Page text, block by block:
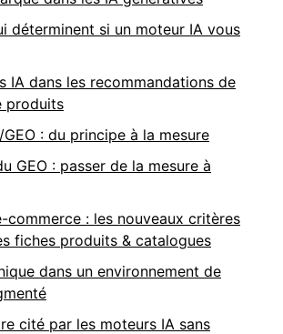
déterminent si un moteur IA vous
IA dans les recommandations de
produits
: du principe à la mesure
GEO : passer de la mesure à
commerce : les nouveaux critères
fiches produits & catalogues
dans un environnement de
cité par les moteurs IA sans